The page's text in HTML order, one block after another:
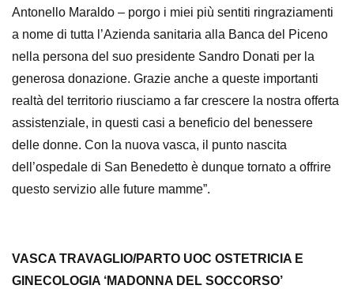
Antonello Maraldo – porgo i miei più sentiti ringraziamenti
a nome di tutta l’Azienda sanitaria alla Banca del Piceno
nella persona del suo presidente Sandro Donati per la
generosa donazione. Grazie anche a queste importanti
realtà del territorio riusciamo a far crescere la nostra offerta
assistenziale, in questi casi a beneficio del benessere
delle donne. Con la nuova vasca, il punto nascita
dell’ospedale di San Benedetto è dunque tornato a offrire
questo servizio alle future mamme”.
VASCA TRAVAGLIO/PARTO UOC OSTETRICIA E
GINECOLOGIA ‘MADONNA DEL SOCCORSO’